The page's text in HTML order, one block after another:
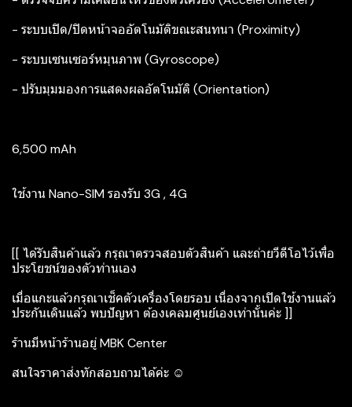
- ระบบเปิด/ปิดหน้าจออัตโนมัติขณะสนทนา (Proximity)
- ระบบเซนเซอร์หมุนภาพ (Gyroscope)
- ปรับมุมมองการแสดงผลอัตโนมัติ (Orientation)
6,500 mAh
ใช้งาน Nano-SIM รองรับ 3G , 4G
[[ ได้รับสินค้าแล้ว กรุณาตรวจสอบตัวสินค้า และถ่ายวีดีโอไว้เพื่อ
ประโยชน์ของตัวท่านเอง
เมื่อแกะแล้วกรุณาเช็คตัวเครื่องโดยรอบ เนื่องจากเปิดใช้งานแล้ว
ประกันเดินแล้ว พบปัญหา ต้องเคลมศูนย์เองเท่านั้นค่ะ ]]
ร้านมีหน้าร้านอยู่ MBK Center
สนใจราคาส่งทักสอบถามได้ค่ะ ☺️